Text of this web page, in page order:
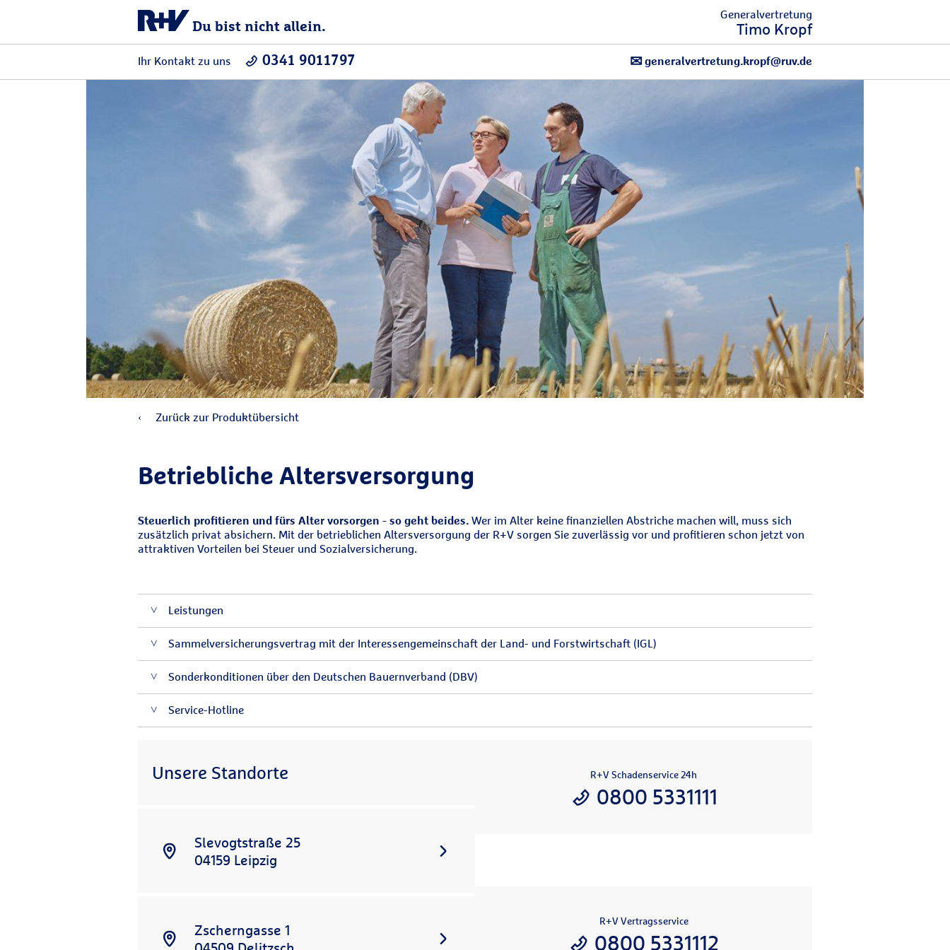
Du bist nicht allein.
Generalvertretung
Timo Kropf
Ihr Kontakt zu uns 0341 9011797 generalvertretung.kropf@ruv.de
Zurück zur Produktübersicht
Betriebliche Altersversorgung
Steuerlich profitieren und fürs Alter vorsorgen - so geht beides. Wer im Alter keine finanziellen Abstriche machen will, muss sich
zusätzlich privat absichern. Mit der betrieblichen Altersversorgung der R+V sorgen Sie zuverlässig vor und profitieren schon jetzt von
attraktiven Vorteilen bei Steuer und Sozialversicherung.
Leistungen
Sammelversicherungsvertrag mit der Interessengemeinschaft der Land- und Forstwirtschaft (IGL)
Sonderkonditionen über den Deutschen Bauernverband (DBV)
Service-Hotline
Unsere Standorte
Slevogtstraße 25
04159 Leipzig
Zscherngasse 1
R+V Schadenservice 24h
0800 5331111
R+V Vertragsservice
0800 5331112